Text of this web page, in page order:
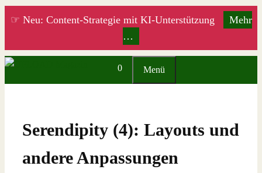
Zum
☞ Neu: Content-Strategie mit KI-Unterstützung
Mehr
…
0 Menü
Serendipity (4): Layouts und
andere Anpassungen